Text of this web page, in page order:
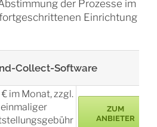
der Prozesse im
Einrichtung
Collect-Software
im Monat, zzgl.
einmaliger
ZUM
ANBIETER